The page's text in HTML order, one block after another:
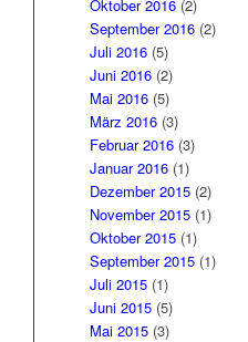
Oktober 2016 (2)
September 2016 (2)
Juli 2016 (5)
Juni 2016 (2)
Mai 2016 (5)
März 2016 (3)
Februar 2016 (3)
Januar 2016 (1)
Dezember 2015 (2)
November 2015 (1)
Oktober 2015 (1)
September 2015 (1)
Juli 2015 (1)
Juni 2015 (5)
Mai 2015 (3)